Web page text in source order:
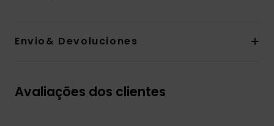
Envio& Devoluciones
Avaliações dos clientes